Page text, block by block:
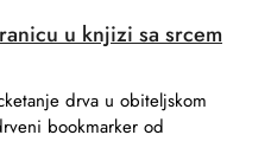
u knjizi sa srcem
drva u obiteljskom
bookmarker od